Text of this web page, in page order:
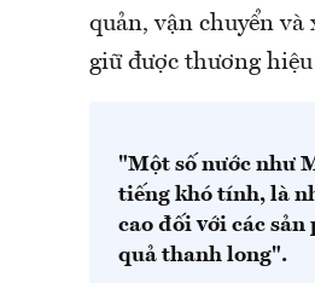
quản, vận chuyển
giữ được thương
"Một số nước như
tiếng khó tính, là
cao đối với các
quả thanh long".